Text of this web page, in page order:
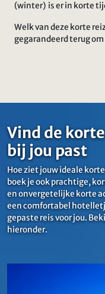
(winter) is er in korte
Welk van deze korte
gegarandeerd terug
Vind de
bij jou past
Hoe ziet jouw ideale
boek je ook prachtige,
en onvergetelijke korte
een comfortabel
gepaste reis voor jou.
hieronder.